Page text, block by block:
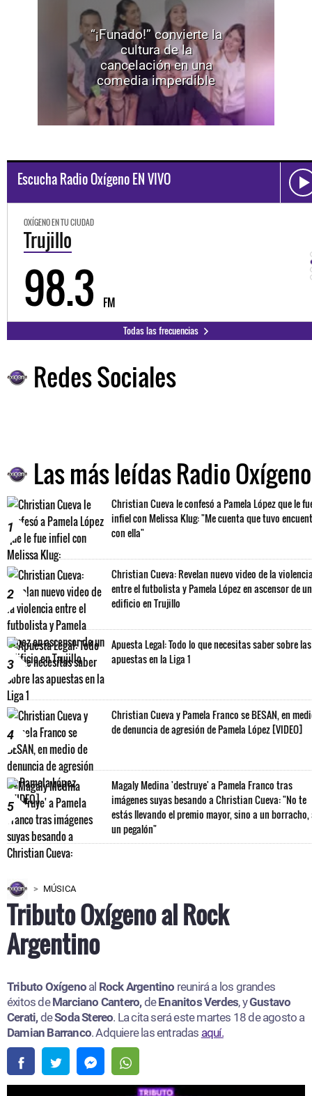
“¡Funado!” convierte la
cultura de la
cancelación en una
comedia imperdible
Escucha Radio Oxígeno EN VIVO
OXÍGENO EN TU CIUDAD
Trujillo
98.3 FM
Todas las frecuencias
Redes Sociales
Las más leídas Radio Oxígeno
1
Christian Cueva le confesó a Pamela López que le
infiel con Melissa Klug: "Me cuenta que tuvo
con ella"
2
Christian Cueva: Revelan nuevo video de la
entre el futbolista y Pamela López en ascensor de un
edificio en Trujillo
3
Apuesta Legal: Todo lo que necesitas saber sobre las
apuestas en la Liga 1
4
Christian Cueva y Pamela Franco se BESAN, en
de denuncia de agresión de Pamela López [VIDEO]
5
Magaly Medina 'destruye' a Pamela Franco tras
imágenes suyas besando a Christian Cueva: "No te
estás llevando el premio mayor, sino a un borracho,
un pegalón"
MÚSICA
Tributo Oxígeno al Rock
Argentino
Tributo Oxígeno al Rock Argentino reunirá a los grandes
éxitos deMarciano Cantero,deEnanitos Verdes, yGustavo
Cerati,deSoda Stereo. La cita será este martes 18 de agosto a
Damian Barranco. Adquiere las entradas aquí.